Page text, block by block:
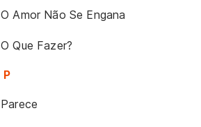
O Amor Não Se Engana
O Que Fazer?
P
Parece